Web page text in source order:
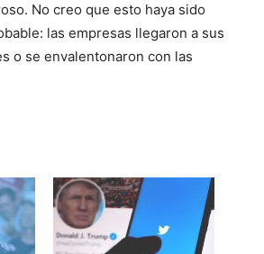
No creo que esto haya sido
las empresas llegaron a sus
o se envalentonaron con las